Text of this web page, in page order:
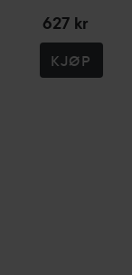
627 kr
KJØP